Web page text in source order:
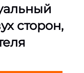
сторон,